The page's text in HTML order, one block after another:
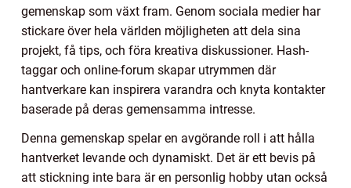
gemenskap som växt fram. Genom sociala medier har
stickare över hela världen möjligheten att dela sina
projekt, få tips, och föra kreativa diskussioner. Hash-
taggar och online-forum skapar utrymmen där
hantverkare kan inspirera varandra och knyta kontakter
baserade på deras gemensamma intresse.
Denna gemenskap spelar en avgörande roll i att hålla
hantverket levande och dynamiskt. Det är ett bevis på
att stickning inte bara är en personlig hobby utan också